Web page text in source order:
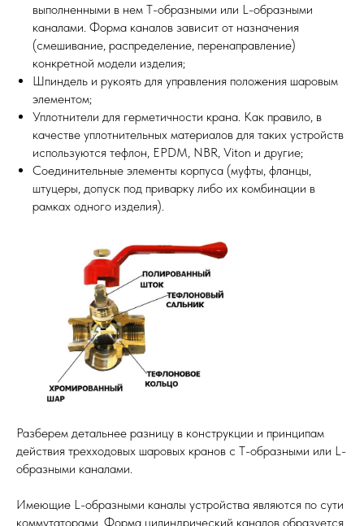
выполненными в нем Т-образными или L-образными
каналами. Форма каналов зависит от назначения
(смешивание, распределение, перенаправление)
конкретной модели изделия;
Шпиндель и рукоять для управления положения шаровым
элементом;
Уплотнители для герметичности крана. Как правило, в
качестве уплотнительных материалов для таких устройств
используются тефлон, EPDM, NBR, Viton и другие;
Соединительные элементы корпуса (муфты, фланцы,
штуцеры, допуск под приварку либо их комбинации в
рамках одного изделия).
Разберем детальнее разницу в конструкции и принципам
действия трехходовых шаровых кранов с Т-образными или L-
образными каналами.
Имеющие L-образными каналы устройства являются по сути
коммутаторами. Форма цилиндрический каналов образуется